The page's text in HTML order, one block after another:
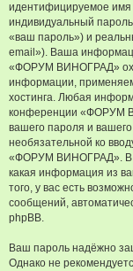
идентифицируемое
индивидуальный
«ваш пароль») и
email»). Ваша
«ФОРУМ ВИНОГРАД»
информации,
хостинга. Любая
конференции «ФОРУМ
вашего пароля и
необязательной ко
«ФОРУМ ВИНОГРАД». В
какая информация из
того, у вас есть
сообщений,
phpBB.
Ваш пароль надёжно
Однако не